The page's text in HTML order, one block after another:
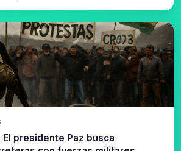
El presidente Paz busca